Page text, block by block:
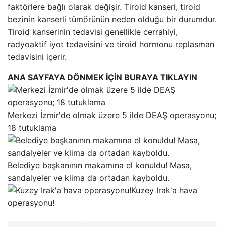
faktörlere bağlı olarak değişir. Tiroid kanseri, tiroid
bezinin kanserli tümörünün neden olduğu bir durumdur.
Tiroid kanserinin tedavisi genellikle cerrahiyi,
radyoaktif iyot tedavisini ve tiroid hormonu replasman
tedavisini içerir.
ANA SAYFAYA DÖNMEK İÇİN BURAYA TIKLAYIN
Merkezi İzmir'de olmak üzere 5 ilde DEAŞ operasyonu;
18 tutuklama
Belediye başkanının makamına el konuldu! Masa,
sandalyeler ve klima da ortadan kayboldu.
Kuzey Irak'a hava
operasyonu!